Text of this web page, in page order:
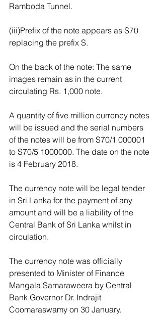
Ramboda Tunnel.
(iii)Prefix of the note appears as S70
replacing the prefix S.
On the back of the note: The same
images remain as in the current
circulating Rs. 1,000 note.
A quantity of five million currency notes
will be issued and the serial numbers
of the notes will be from S70/1 000001
to S70/5 1000000. The date on the note
is 4 February 2018.
The currency note will be legal tender
in Sri Lanka for the payment of any
amount and will be a liability of the
Central Bank of Sri Lanka whilst in
circulation.
The currency note was officially
presented to Minister of Finance
Mangala Samaraweera by Central
Bank Governor Dr. Indrajit
Coomaraswamy on 30 January.